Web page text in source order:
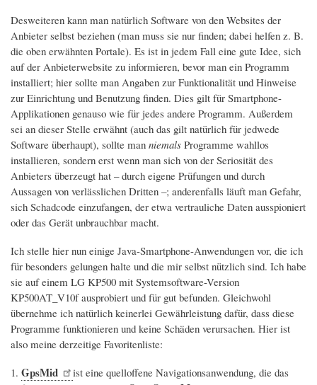
Desweiteren kann man natürlich Software von den Websites der
Anbieter selbst beziehen (man muss sie nur finden; dabei helfen z. B.
die oben erwähnten Portale). Es ist in jedem Fall eine gute Idee, sich
auf der Anbieterwebsite zu informieren, bevor man ein Programm
installiert; hier sollte man Angaben zur Funktionalität und Hinweise
zur Einrichtung und Benutzung finden. Dies gilt für Smartphone-
Applikationen genauso wie für jedes andere Programm. Außerdem
sei an dieser Stelle erwähnt (auch das gilt natürlich für jedwede
Software überhaupt), sollte man niemals Programme wahllos
installieren, sondern erst wenn man sich von der Seriosität des
Anbieters überzeugt hat – durch eigene Prüfungen und durch
Aussagen von verlässlichen Dritten –; anderenfalls läuft man Gefahr,
sich Schadcode einzufangen, der etwa vertrauliche Daten ausspioniert
oder das Gerät unbrauchbar macht.
Ich stelle hier nun einige Java-Smartphone-Anwendungen vor, die ich
für besonders gelungen halte und die mir selbst nützlich sind. Ich habe
sie auf einem LG KP500 mit Systemsoftware-Version
KP500AT_V10f ausprobiert und für gut befunden. Gleichwohl
übernehme ich natürlich keinerlei Gewährleistung dafür, dass diese
Programme funktionieren und keine Schäden verursachen. Hier ist
also meine derzeitige Favoritenliste:
GpsMid
ist eine quelloffene Navigationsanwendung, die das